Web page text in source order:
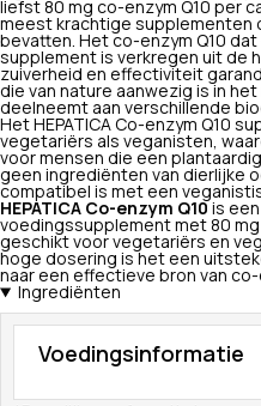
liefst 80 mg co-enzym Q10 per
meest krachtige supplementen
bevatten. Het co-enzym Q10
supplement is verkregen uit de
zuiverheid en effectiviteit
die van nature aanwezig is in
deelneemt aan verschillende
Het HEPATICA Co-enzym Q10
vegetariërs als veganisten,
voor mensen die een
geen ingrediënten van dierlijke
compatibel is met een
HEPATICA Co-enzym Q10 is
voedingssupplement met 80 mg
geschikt voor vegetariërs en
hoge dosering is het een
naar een effectieve bron van co-
Ingrediënten
Voedingsinformatie